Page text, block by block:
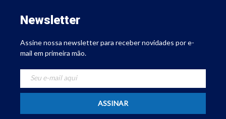
Newsletter
Assine nossa newsletter para receber novidades por e-
mail em primeira mão.